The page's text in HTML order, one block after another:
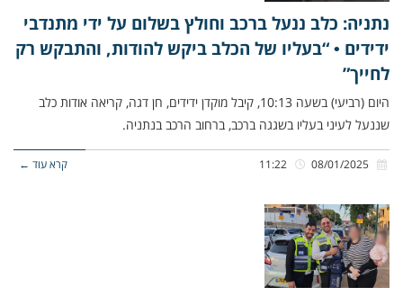
נתניה: כלב ננעל ברכב וחולץ בשלום על ידי מתנדבי
ידידים • “בעליו של הכלב ביקש להודות, והתבקש רק
לחייך”
היום (רביעי) בשעה 10:13, קיבל מוקדן ידידים, חן דגה, קריאה אודות כלב
שננעל לעיני בעליו בשגגה ברכב, ברחוב הרכב בנתניה.
קרא עוד ←